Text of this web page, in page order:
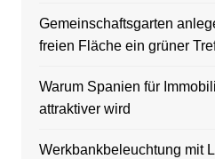
Gemeinschaftsgarten
freien Fläche ein grüner
Warum Spanien für
attraktiver wird
Werkbankbeleuchtung mit